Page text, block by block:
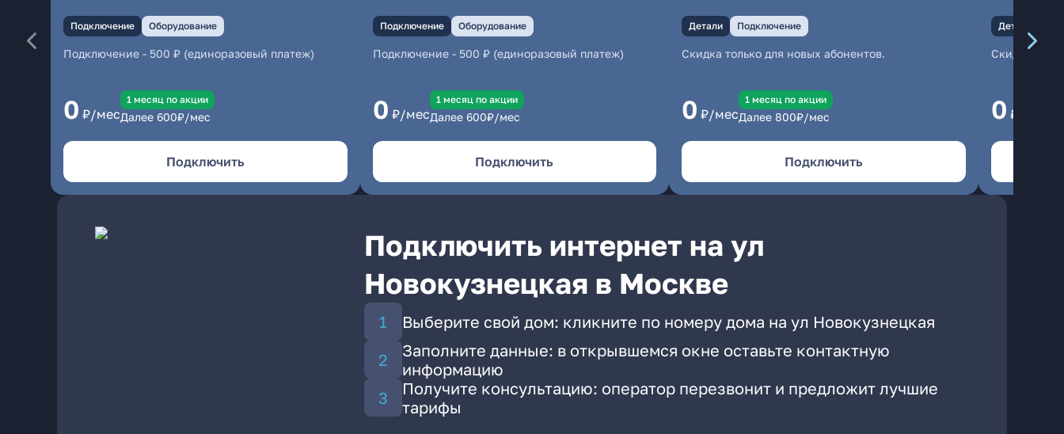
Подключение Оборудование
Подключение - 500 ₽ (единоразовый платеж)
0 ₽/мес
1 месяц по акции
Далее 600₽/мес
Подключить
Подключение Оборудование
Подключение- 500 ₽ (единоразовый платеж)
0 ₽/мес
1 месяц по акции
Далее 600₽/мес
Подключить
Детали Подключение
Скидка только для новых абонентов.
0 ₽/мес
1 месяц по акции
Далее 800₽/мес
Подключить
Детали
Скидка
0 ₽/мес
Подключить интернет на ул
Новокузнецкая в Москве
Выберите свой дом: кликните по номеру дома на ул Новокузнецкая
Заполните данные: в открывшемся окне оставьте контактную
информацию
Получите консультацию: оператор перезвонит и предложит лучшие
тарифы